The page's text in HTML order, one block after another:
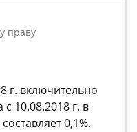
праву
г. включительно
с 10.08.2018 г. в
0,1%.